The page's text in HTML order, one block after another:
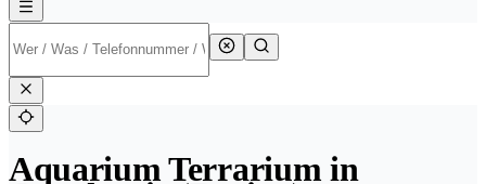
Aquarium Terrarium in